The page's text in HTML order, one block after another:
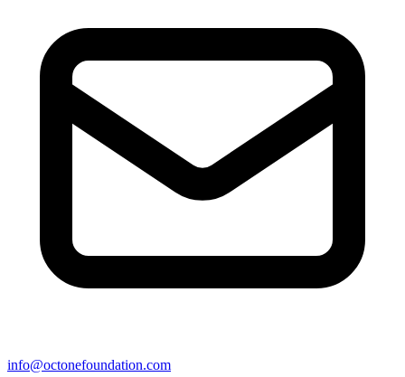
info@octonefoundation.com